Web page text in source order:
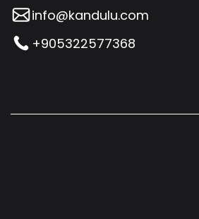
info@kandulu.com
+905322577368